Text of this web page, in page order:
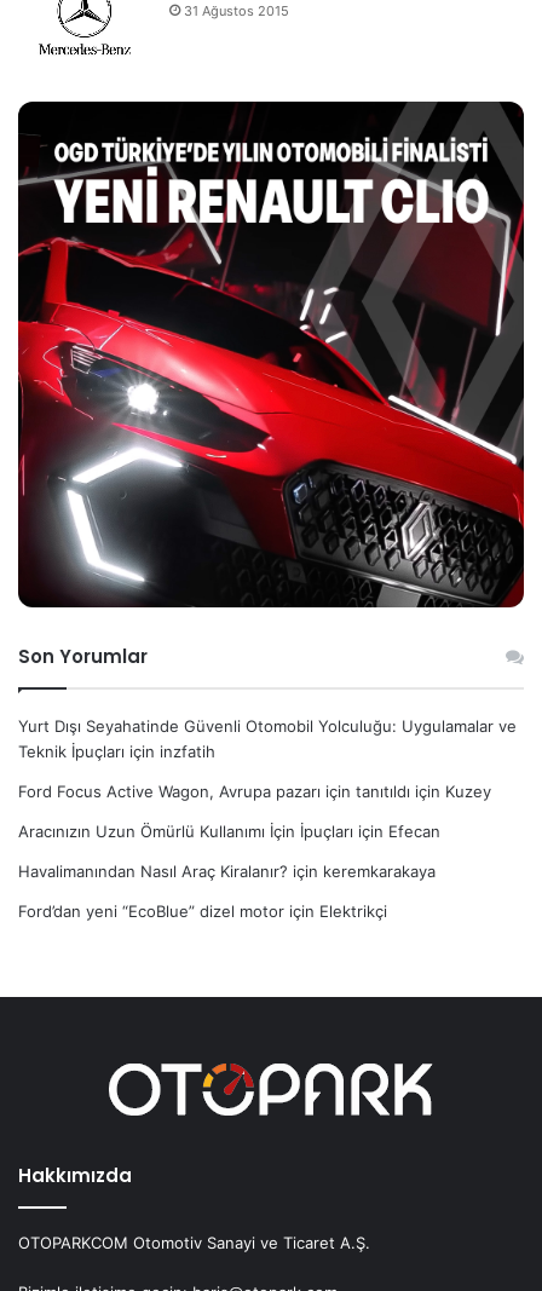
31 Ağustos 2015
Son Yorumlar
Yurt Dışı Seyahatinde Güvenli Otomobil Yolculuğu: Uygulamalar ve
Teknik İpuçları için inzfatih
Ford Focus Active Wagon, Avrupa pazarı için tanıtıldı için Kuzey
Aracınızın Uzun Ömürlü Kullanımı İçin İpuçları için Efecan
Havalimanından Nasıl Araç Kiralanır? için keremkarakaya
Ford’dan yeni “EcoBlue” dizel motor için Elektrikçi
Hakkımızda
OTOPARKCOM Otomotiv Sanayi ve Ticaret A.Ş.